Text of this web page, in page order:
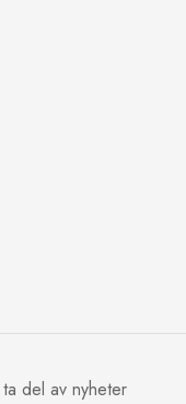
del av nyheter